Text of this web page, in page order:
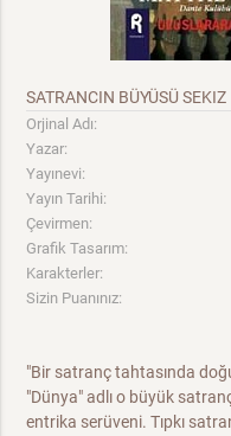
SATRANCIN BÜYÜSÜ SEKIZ
Orjinal Adı:
Yazar:
Yayınevi:
Yayın Tarihi:
Çevirmen:
Grafik Tasarım:
Karakterler:
Sizin Puanınız:
"Bir satranç tahtasında
"Dünya" adlı o büyük
entrika serüveni. Tıpkı